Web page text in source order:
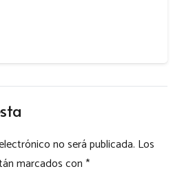
no será publicada. Los
marcados con*